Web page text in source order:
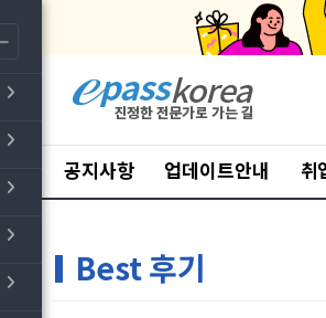
공지사항 업데이트안내 취
Best 후기